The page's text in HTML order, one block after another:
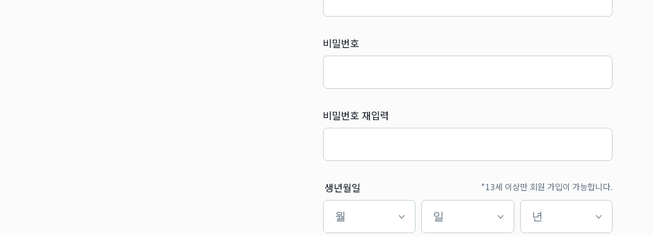
비밀번호
비밀번호 재입력
생년월일 *13세 이상만 회원 가입이 가능합니다.
월
월
일
일
년
년